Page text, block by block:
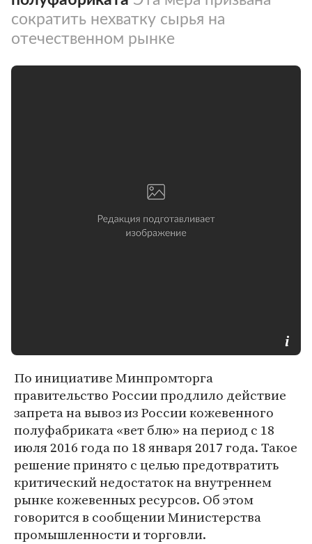
сократить нехватку сырья на
отечественном рынке
По инициативе Минпромторга
правительство России продлило действие
запрета на вывоз из России кожевенного
полуфабриката «вет блю» на период с 18
июля 2016 года по 18 января 2017 года. Такое
решение принято с целью предотвратить
критический недостаток на внутреннем
рынке кожевенных ресурсов. Об этом
говорится в сообщении Министерства
промышленности и торговли.